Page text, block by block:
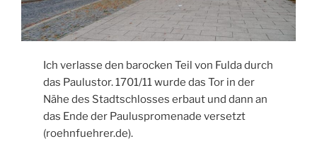
Ich verlasse den barocken Teil von Fulda durch
das Paulustor. 1701/11 wurde das Tor in der
Nähe des Stadtschlosses erbaut und dann an
das Ende der Pauluspromenade versetzt
(roehnfuehrer.de).